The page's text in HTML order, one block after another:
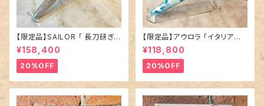
【限定品】SAILOR 「 長刀研ぎ
エボナイト 万年筆 〜憧憬〜 」
／M（中字）／21金ペン先
¥158,400
20%OFF
【限定品】アウロラ 「イタリア神
秘の旅・オルティジア 万年筆」／
字幅EF
¥118,800
20%OFF